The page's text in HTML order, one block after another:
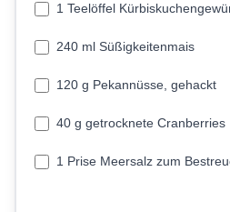
1 Teelöffel
240 ml Süßigkeitenmais
120 g Pekannüsse, gehackt
40 g getrocknete Cranberries
1 Prise Meersalz zum